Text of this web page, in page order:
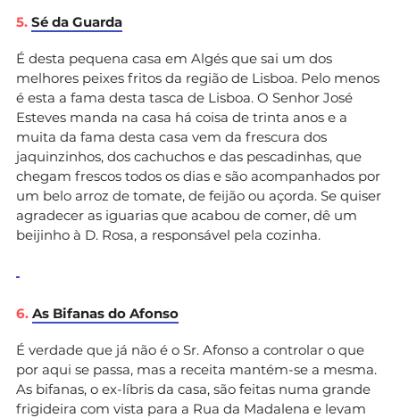
5. Sé da Guarda
É desta pequena casa em Algés que sai um dos
melhores peixes fritos da região de Lisboa. Pelo menos
é esta a fama desta tasca de Lisboa. O Senhor José
Esteves manda na casa há coisa de trinta anos e a
muita da fama desta casa vem da frescura dos
jaquinzinhos, dos cachuchos e das pescadinhas, que
chegam frescos todos os dias e são acompanhados por
um belo arroz de tomate, de feijão ou açorda. Se quiser
agradecer as iguarias que acabou de comer, dê um
beijinho à D. Rosa, a responsável pela cozinha.
6. As Bifanas do Afonso
É verdade que já não é o Sr. Afonso a controlar o que
por aqui se passa, mas a receita mantém-se a mesma.
As bifanas, o ex-líbris da casa, são feitas numa grande
frigideira com vista para a Rua da Madalena e levam